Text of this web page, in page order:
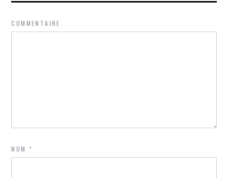
COMMENTAIRE
NOM*